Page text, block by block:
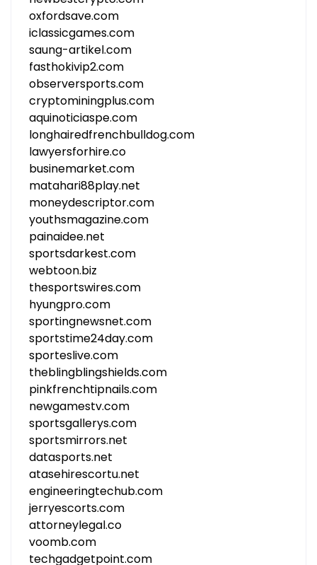
oxfordsave.com
iclassicgames.com
saung-artikel.com
fasthokivip2.com
observersports.com
cryptominingplus.com
aquinoticiaspe.com
longhairedfrenchbulldog.com
lawyersforhire.co
businemarket.com
matahari88play.net
moneydescriptor.com
youthsmagazine.com
painaidee.net
sportsdarkest.com
webtoon.biz
thesportswires.com
hyungpro.com
sportingnewsnet.com
sportstime24day.com
sporteslive.com
theblingblingshields.com
pinkfrenchtipnails.com
newgamestv.com
sportsgallerys.com
sportsmirrors.net
datasports.net
atasehirescortu.net
engineeringtechub.com
jerryescorts.com
attorneylegal.co
voomb.com
techgadgetpoint.com